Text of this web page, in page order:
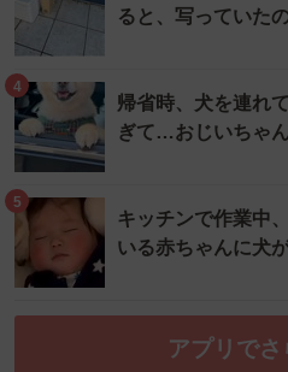
ると、写っていた
4
帰省時、犬を連れ
ぎて…おじいちゃ
5
キッチンで作業中
いる赤ちゃんに犬
アプリで